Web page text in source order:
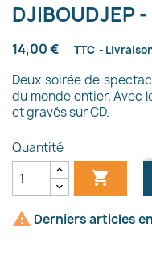
DJIBOUDJEP
14,00 € TTC
Deux soirée de
du monde entier. Avec
et gravés sur CD.
Quantité

 Derniers articles